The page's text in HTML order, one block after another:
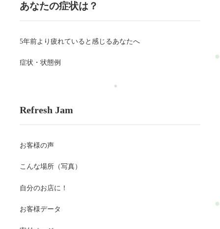
あなたの症状は？
5年前より疲れていると感じるあなたへ
症状・状態例
Refresh Jam
お客様の声
こんな場所（写真）
自分のお店に！
お客様データ